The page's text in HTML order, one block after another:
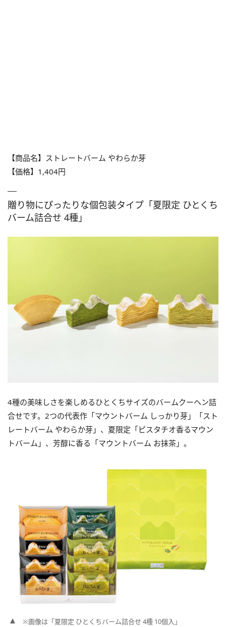
【商品名】ストレートバーム やわらか芽
【価格】1,404円
贈り物にぴったりな個包装タイプ「夏限定 ひとくち
バーム詰合せ 4種」
4種の美味しさを楽しめるひとくちサイズのバームクーヘン詰
合せです。2つの代表作「マウントバーム しっかり芽」「スト
レートバーム やわらか芽」、夏限定「ピスタチオ⾹るマウン
トバーム」、芳醇に⾹る「マウントバーム お抹茶」。
※画像は「夏限定 ひとくちバーム詰合せ 4種 10個入」